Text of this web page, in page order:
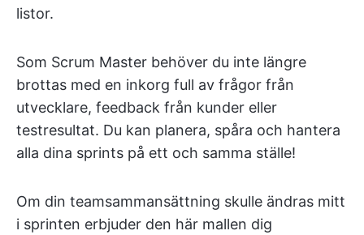
listor.
Som Scrum Master behöver du inte längre
brottas med en inkorg full av frågor från
utvecklare, feedback från kunder eller
testresultat. Du kan planera, spåra och hantera
alla dina sprints på ett och samma ställe!
Om din teamsammansättning skulle ändras mitt
i sprinten erbjuder den här mallen dig